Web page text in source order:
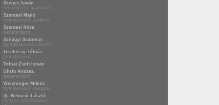
Szenes István
belsőépítész-iparművész
Szentesi Manó
formatervező, grafikus
Szentesi Nóra
lakberendező
Szilágyi Szabolcs
építésztervező művész
Terebessy Tóbiás
formatervező
Tolnai Zsolt István
Uhrin Andrea
lakberendező
Weichinger Miklós
formatervező, designer
ifj. Benczúr László
építész, belsőépítész